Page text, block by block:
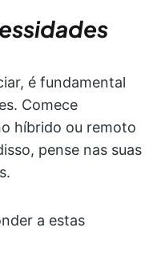
é fundamental
Comece
híbrido ou remoto
pense nas suas
a estas